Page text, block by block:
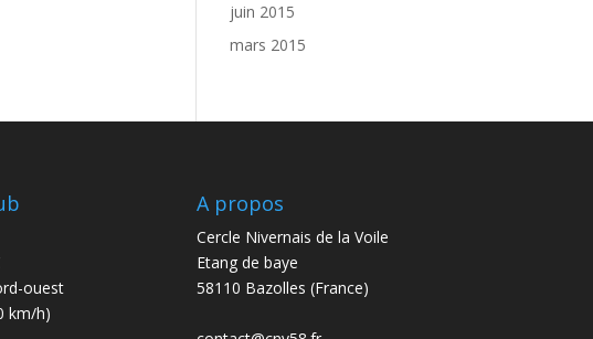
juin 2015
mars 2015
ouest
km/h)
A propos
Cercle Nivernais de la Voile
Etang de baye
58110 Bazolles (France)